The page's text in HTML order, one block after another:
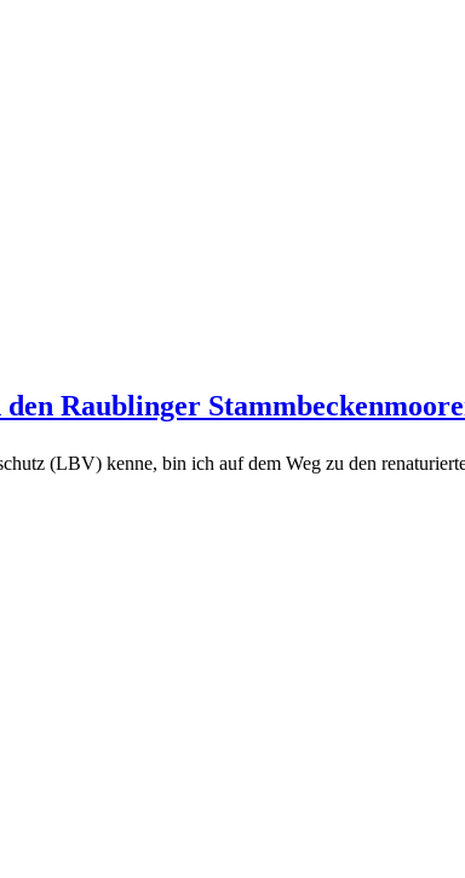
Raublinger
(LBV) kenne, bin ich auf dem Weg zu den